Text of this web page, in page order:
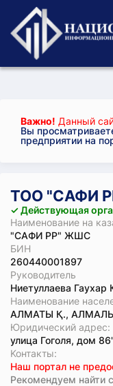
Важно! Данный
Вы
предприятии на
ТОО "САФИ
✓ Действующая
Наименование на
"САФИ РР" ЖШС
БИН
260440001897
Руководитель
Ниетуллаева Гаухар
Наименование
АЛМАТЫ Қ.,
Юридический адрес:
улица Гоголя, дом 86'
Koнтaкты:
Наш портал не
Рекомендуем найти